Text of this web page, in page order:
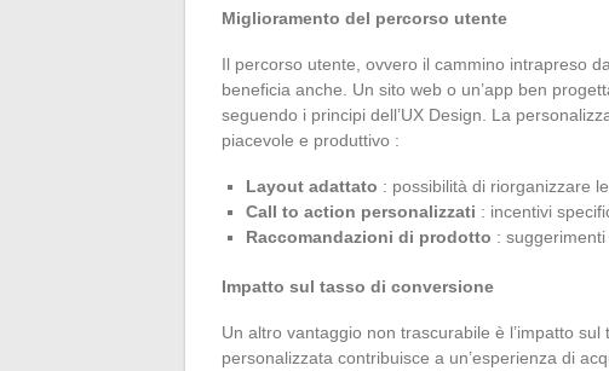
Miglioramento del percorso utente
Il percorso utente, ovvero il cammino intrapreso
beneficia anche. Un sito web o un’app ben
seguendo i principi dell’UX Design. La
piacevole e produttivo :
Layout adattato : possibilità di riorganizzare
Call to action personalizzati : incentivi
Raccomandazioni di prodotto : suggerimenti
Impatto sul tasso di conversione
Un altro vantaggio non trascurabile è l’impatto
personalizzata contribuisce a un’esperienza di